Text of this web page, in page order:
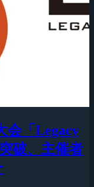
会「Legacy
破、主催者